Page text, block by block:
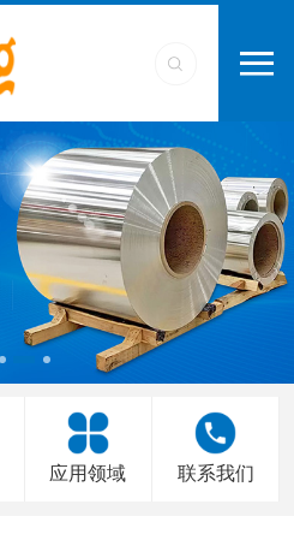
应用领域 联系我们